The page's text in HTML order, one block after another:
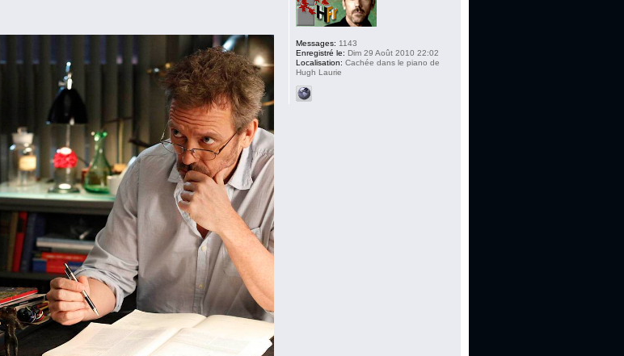
Messages: 1143
Enregistré le: Dim 29 Août 2010 22:02
Localisation: Cachée dans le piano de
Hugh Laurie